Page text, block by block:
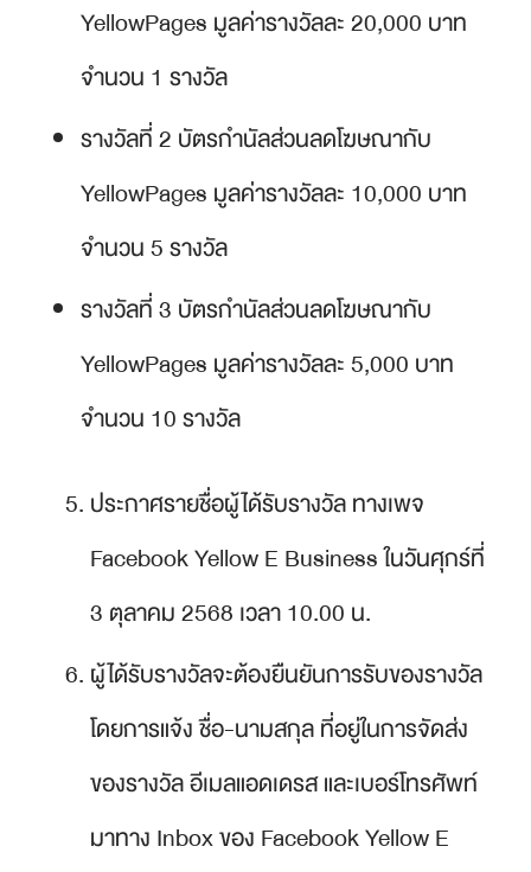
YellowPages มูลค่ารางวัลละ 20,000 บาท
จำนวน 1 รางวัล
รางวัลที่ 2 บัตรกำนัลส่วนลดโฆษณากับ
YellowPages มูลค่ารางวัลละ 10,000 บาท
จำนวน 5 รางวัล
รางวัลที่ 3 บัตรกำนัลส่วนลดโฆษณากับ
YellowPages มูลค่ารางวัลละ 5,000 บาท
จำนวน 10 รางวัล
ประกาศรายชื่อผู้ได้รับรางวัล ทางเพจ
Facebook Yellow E Business ในวันศุกร์ที่
3 ตุลาคม 2568 เวลา 10.00 น.
ผู้ได้รับรางวัลจะต้องยืนยันการรับของรางวัล
โดยการแจ้ง ชื่อ-นามสกุล ที่อยู่ในการจัดส่ง
ของรางวัล อีเมลแอดเดรส และเบอร์โทรศัพท์
มาทาง Inbox ของ Facebook Yellow E